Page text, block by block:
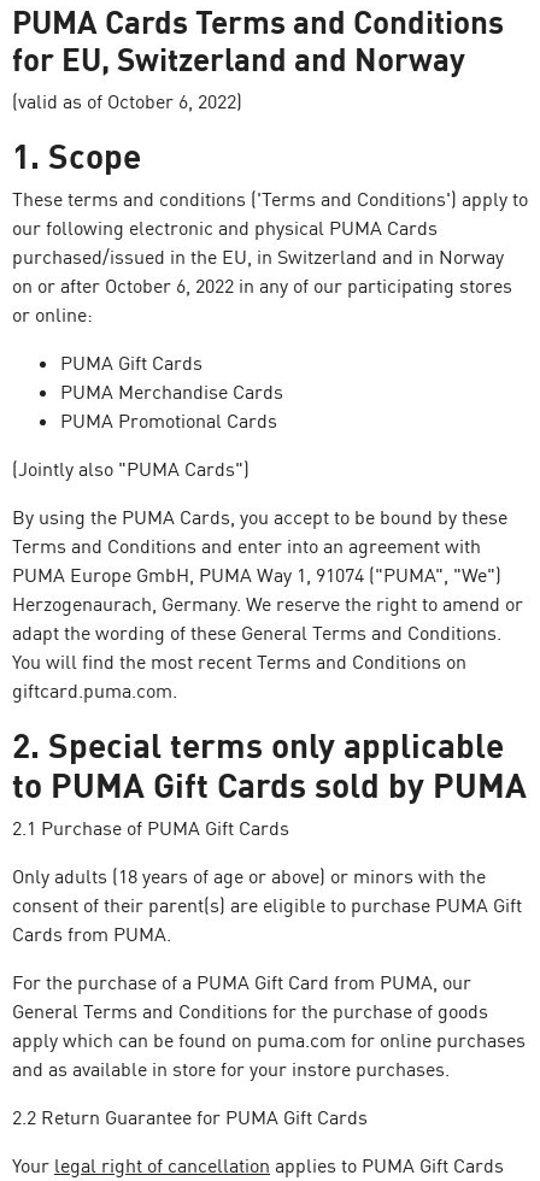
PUMA Cards Terms and Conditions
for EU, Switzerland and Norway
(valid as of October 6, 2022)
1. Scope
These terms and conditions ('Terms and Conditions') apply to
our following electronic and physical PUMA Cards
purchased/issued in the EU, in Switzerland and in Norway
on or after October 6, 2022 in any of our participating stores
or online:
PUMA Gift Cards
PUMA Merchandise Cards
PUMA Promotional Cards
(Jointly also "PUMA Cards")
By using the PUMA Cards, you accept to be bound by these
Terms and Conditions and enter into an agreement with
PUMA Europe GmbH, PUMA Way 1, 91074 ("PUMA", "We")
Herzogenaurach, Germany. We reserve the right to amend or
adapt the wording of these General Terms and Conditions.
You will find the most recent Terms and Conditions on
giftcard.puma.com.
2. Special terms only applicable
to PUMA Gift Cards sold by PUMA
2.1 Purchase of PUMA Gift Cards
Only adults (18 years of age or above) or minors with the
consent of their parent(s) are eligible to purchase PUMA Gift
Cards from PUMA.
For the purchase of a PUMA Gift Card from PUMA, our
General Terms and Conditions for the purchase of goods
apply which can be found on puma.com for online purchases
and as available in store for your instore purchases.
2.2 Return Guarantee for PUMA Gift Cards
Your legal right of cancellation applies to PUMA Gift Cards